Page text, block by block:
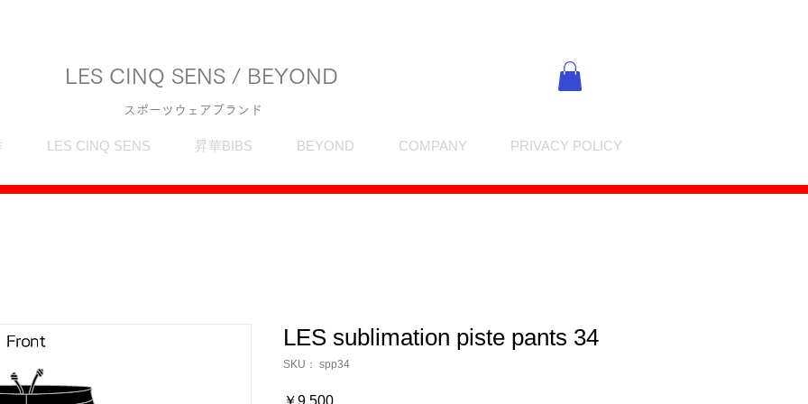
LES CINQ SENS / BEYOND
スポーツウェアブランド
LES CINQ SENS 昇華BIBS BEYOND COMPANY PRIVACY POLICY
LES sublimation piste pants 34
SKU： spp34
価